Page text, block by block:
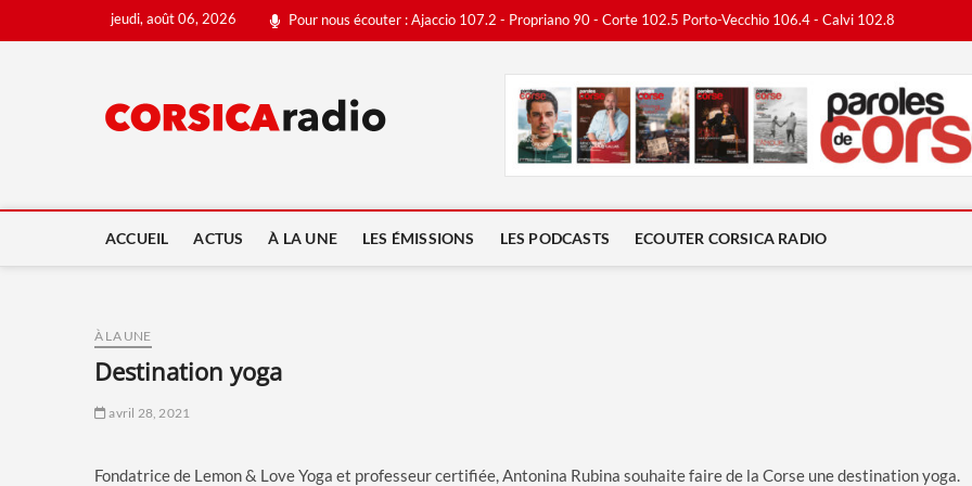
jeudi, août 06, 2026 Pour nous écouter : Ajaccio 107.2 - Propriano 90 - Corte 102.5 Porto-Vecchio 106.4 - Calvi 102.8
Corsica Radio
ACCUEIL ACTUS À LA UNE LES ÉMISSIONS LES PODCASTS ECOUTER CORSICA RADIO
À LA UNE
destination yoga
avril 28, 2021
Fondatrice de Lemon & Love Yoga et professeur certifiée, Antonina Rubina souhaite faire de la Corse une destination yoga.